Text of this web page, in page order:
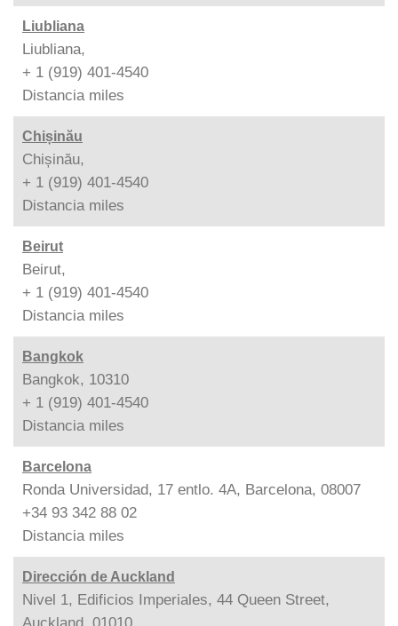
Liubliana
Liubliana,
+ 1 (919) 401-4540
Distancia miles
Chișinău
Chișinău,
+ 1 (919) 401-4540
Distancia miles
Beirut
Beirut,
+ 1 (919) 401-4540
Distancia miles
Bangkok
Bangkok, 10310
+ 1 (919) 401-4540
Distancia miles
Barcelona
Ronda Universidad, 17 entlo. 4A, Barcelona, 08007
+34 93 342 88 02
Distancia miles
Dirección de Auckland
Nivel 1, Edificios Imperiales, 44 Queen Street,
Auckland, 01010